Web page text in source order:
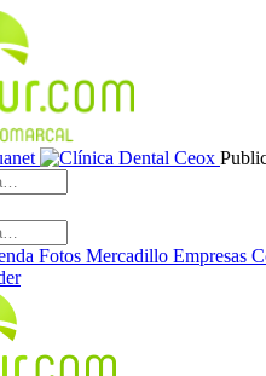
Fotos Mercadillo Empresas